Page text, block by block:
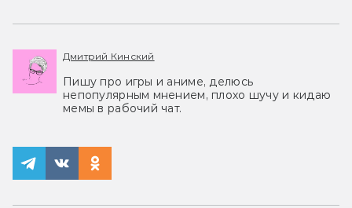
Дмитрий Кинский
Пишу про игры и аниме, делюсь
непопулярным мнением, плохо шучу и кидаю
мемы в рабочий чат.